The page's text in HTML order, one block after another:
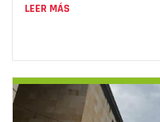
LEER MÁS